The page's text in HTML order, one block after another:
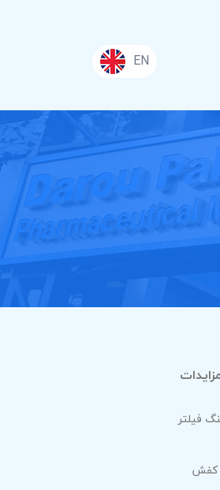
EN
فیلتر
کفش